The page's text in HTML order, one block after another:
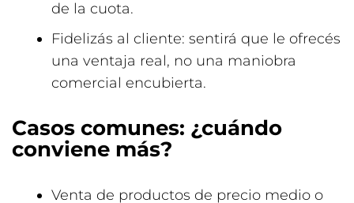
de la cuota.
Fidelizás al cliente: sentirá que le ofrecés
una ventaja real, no una maniobra
comercial encubierta.
Casos comunes: ¿cuándo
conviene más?
Venta de productos de precio medio o